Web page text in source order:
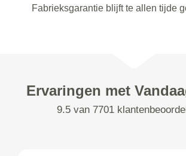
Fabrieksgarantie blijft te allen tijde
Ervaringen met
9.5 van 7701